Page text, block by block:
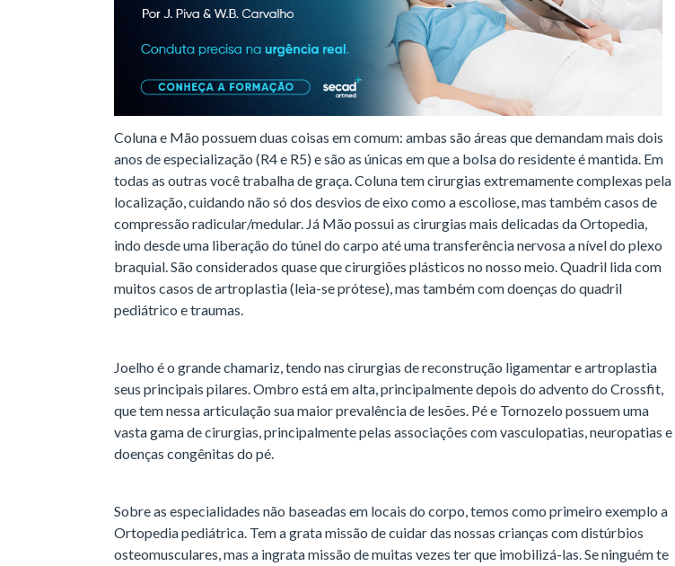
Coluna e Mão possuem duas coisas em comum: ambas são áreas que demandam mais dois
anos de especialização (R4 e R5) e são as únicas em que a bolsa do residente é mantida. Em
todas as outras você trabalha de graça. Coluna tem cirurgias extremamente complexas pela
localização, cuidando não só dos desvios de eixo como a escoliose, mas também casos de
compressão radicular/medular. Já Mão possui as cirurgias mais delicadas da Ortopedia,
indo desde uma liberação do túnel do carpo até uma transferência nervosa a nível do plexo
braquial. São considerados quase que cirurgiões plásticos no nosso meio. Quadril lida com
muitos casos de artroplastia (leia-se prótese), mas também com doenças do quadril
pediátrico e traumas.
Joelho é o grande chamariz, tendo nas cirurgias de reconstrução ligamentar e artroplastia
seus principais pilares. Ombro está em alta, principalmente depois do advento do Crossfit,
que tem nessa articulação sua maior prevalência de lesões. Pé e Tornozelo possuem uma
vasta gama de cirurgias, principalmente pelas associações com vasculopatias, neuropatias e
doenças congênitas do pé.
Sobre as especialidades não baseadas em locais do corpo, temos como primeiro exemplo a
Ortopedia pediátrica. Tem a grata missão de cuidar das nossas crianças com distúrbios
osteomusculares, mas a ingrata missão de muitas vezes ter que imobilizá-las. Se ninguém te